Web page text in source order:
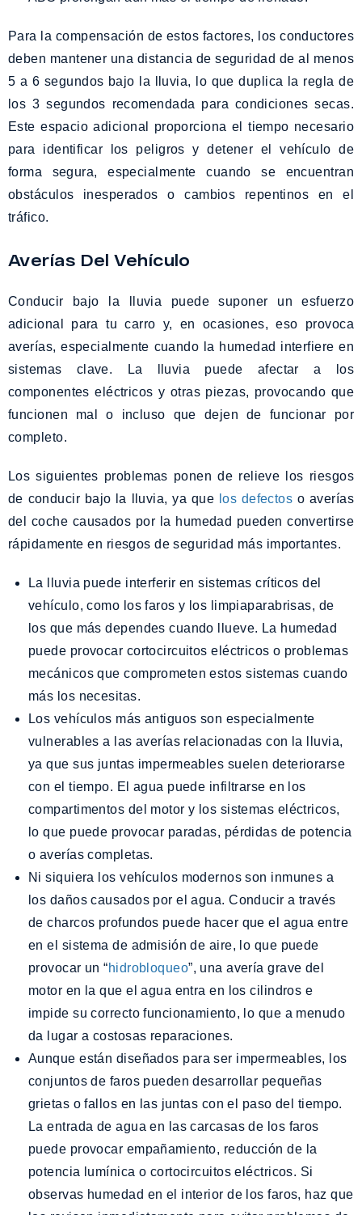
Para la compensación de estos factores, los conductores
deben mantener una distancia de seguridad de al menos
5 a 6 segundos bajo la lluvia, lo que duplica la regla de
los 3 segundos recomendada para condiciones secas.
Este espacio adicional proporciona el tiempo necesario
para identificar los peligros y detener el vehículo de
forma segura, especialmente cuando se encuentran
obstáculos inesperados o cambios repentinos en el
tráfico.
Averías Del Vehículo
Conducir bajo la lluvia puede suponer un esfuerzo
adicional para tu carro y, en ocasiones, eso provoca
averías, especialmente cuando la humedad interfiere en
sistemas clave. La lluvia puede afectar a los
componentes eléctricos y otras piezas, provocando que
funcionen mal o incluso que dejen de funcionar por
completo.
Los siguientes problemas ponen de relieve los riesgos
de conducir bajo la lluvia, ya que los defectos o averías
del coche causados por la humedad pueden convertirse
rápidamente en riesgos de seguridad más importantes.
La lluvia puede interferir en sistemas críticos del
vehículo, como los faros y los limpiaparabrisas, de
los que más dependes cuando llueve. La humedad
puede provocar cortocircuitos eléctricos o problemas
mecánicos que comprometen estos sistemas cuando
más los necesitas.
Los vehículos más antiguos son especialmente
vulnerables a las averías relacionadas con la lluvia,
ya que sus juntas impermeables suelen deteriorarse
con el tiempo. El agua puede infiltrarse en los
compartimentos del motor y los sistemas eléctricos,
lo que puede provocar paradas, pérdidas de potencia
o averías completas.
Ni siquiera los vehículos modernos son inmunes a
los daños causados por el agua. Conducir a través
de charcos profundos puede hacer que el agua entre
en el sistema de admisión de aire, lo que puede
provocar un “hidrobloqueo”, una avería grave del
motor en la que el agua entra en los cilindros e
impide su correcto funcionamiento, lo que a menudo
da lugar a costosas reparaciones.
Aunque están diseñados para ser impermeables, los
conjuntos de faros pueden desarrollar pequeñas
grietas o fallos en las juntas con el paso del tiempo.
La entrada de agua en las carcasas de los faros
puede provocar empañamiento, reducción de la
potencia lumínica o cortocircuitos eléctricos. Si
observas humedad en el interior de los faros, haz que